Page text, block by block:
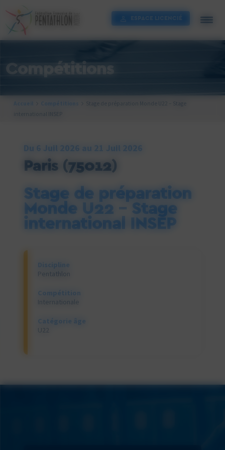
Compétitions
Du 6 Juil 2026 au 21 Juil 2026
Paris (75012)
Stage de préparation
Monde U22 – Stage
international INSEP
Discipline
Pentathlon
Compétition
Internationale
U22